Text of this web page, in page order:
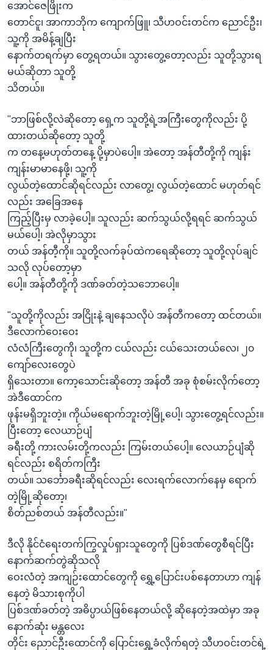
အောင်ဇေဖြိုးက
တောင်ငူ၊ အာကာဘိုက ကျောက်ဖြူ၊ သီဟဝင်းတင်က ညောင်ဦး၊
သူ့ကို အမိန့်ချပြီး
နောက်တရက်မှာ တွေ့ရတယ်။ သွားတွေ့တော့လည်း သူတို့သွားရ
မယ်ဆိုတာ သူတို့
သိတယ်။
"ဘာဖြစ်လို့လဲဆိုတော့ ရှေ့က သူတို့ရဲ့အကြီးတွေကိုလည်း ပို့
ထားတယ်ဆိုတော့ သူတို့
က တနေ့မဟုတ်တနေ့ ပို့မှာပဲပေါ့။ အဲတော့ အန်တီတို့ကို ကျန်း
ကျန်းမာမာနေဖို့၊ သူ့ကို
လွယ်တဲ့ထောင်ဆိုရင်လည်း လာတွေ့၊ လွယ်တဲ့ထောင် မဟုတ်ရင်
လည်း အခြေအနေ
ကြည့်ပြီးမှ လာခဲ့ပေါ့။ သူလည်း ဆက်သွယ်လို့ရရင် ဆက်သွယ်
မယ်ပေါ့၊ အဲလိုမှာသွား
တယ် အန်တီ့ကို။ သူတို့လက်ခုပ်ထဲကရေဆိုတော့ သူတို့လုပ်ချင်
သလို လုပ်တော့မှာ
ပေါ့။ အန်တီတို့ကို ဒဏ်ခတ်တဲ့သဘောပေါ့။
"သူတို့ကိုလည်း အငြိုးနဲ့ ချနေသလိုပဲ အန်တီကတော့ ထင်တယ်။
ဒီလောက်ဝေးဝေး
လံလံကြီးတွေကို၊ သူတို့က ငယ်လည်း ငယ်သေးတယ်လေ၊ ၂၀
ကျော်လေးတွေပဲ
ရှိသေးတာ။ ကော့သောင်းဆိုတော့ အန်တီ အခု စုံစမ်းလိုက်တော့
အဲဒီထောင်က
ဖုန်းမရှိဘူးတဲ့။ ကိုယ်မရောက်ဘူးတဲ့မြို့ပေါ့၊ သွားတွေ့ရင်လည်း။
ပြီးတော့ လေယာဉ်ပျံ
ခရီးတို့ ကားလမ်းတို့ကလည်း ကြမ်းတယ်ပေါ့။ လေယာဉ်ပျံဆို
ရင်လည်း စရိတ်ကကြီး
တယ်။ သင်္ဘောခရီးဆိုရင်လည်း လေးရက်လောက်နေမှ ရောက်
တဲ့မြို့ဆိုတော့၊
စိတ်ညစ်တယ် အန်တီလည်း။"
ဒီလို နိုင်ငံရေးတက်ကြွလှုပ်ရှားသူတွေကို ပြစ်ဒဏ်တွေစီရင်ပြီး
နောက်ဆက်တွဲဆိုသလို
ဝေးလံတဲ့ အကျဉ်းထောင်တွေကို ရွှေ့ပြောင်းပစ်နေတာဟာ ကျန်
နေတဲ့ မိသားစုကိုပါ
ပြစ်ဒဏ်ခတ်တဲ့ အဓိပ္ပာယ်ဖြစ်နေတယ်လို့ ဆိုနေတဲ့အထဲမှာ အခု
နောက်ဆုံး မန္တလေး
တိုင်း ညောင်ဦးထောင်ကို ပြောင်းရွှေ့ခံလိုက်ရတဲ့ သီဟဝင်းတင်ရဲ့